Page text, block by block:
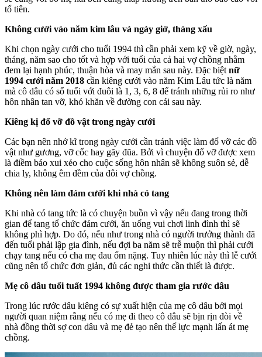
tổ tiên.
Không cưới vào năm kim lâu và ngày giờ, tháng xấu
Khi chọn ngày cưới cho tuổi 1994 thì cần phải xem kỹ về giờ, ngày,
tháng, năm sao cho tốt và hợp với tuổi của cả hai vợ chồng nhằm
đem lại hạnh phúc, thuận hòa và may mắn sau này. Đặc biệt nữ
1994 cưới năm 2018 cần kiêng cưới vào năm Kim Lâu tức là năm
mà cô dâu có số tuổi với đuôi là 1, 3, 6, 8 để tránh những rủi ro như
hôn nhân tan vỡ, khó khăn về đường con cái sau này.
Kiêng kị đổ vỡ đồ vật trong ngày cưới
Các bạn nên nhớ kĩ trong ngày cưới cần tránh việc làm đổ vỡ các đồ
vật như gương, vỡ cốc hay gãy đũa. Bởi vì chuyện đổ vỡ được xem
là điềm báo xui xẻo cho cuộc sống hôn nhân sẽ không suôn sẻ, dễ
chia ly, không êm đềm của đôi vợ chồng.
Không nên làm đám cưới khi nhà có tang
Khi nhà có tang tức là có chuyện buồn vì vậy nếu đang trong thời
gian để tang tổ chức đám cưới, ăn uống vui chơi linh đình thì sẽ
không phì hợp. Do đó, nếu như trong nhà có người trưởng thành đã
đến tuổi phải lập gia đình, nếu đợi ba năm sẽ trễ muộn thì phải cưới
chạy tang nếu có cha mẹ đau ốm nặng. Tuy nhiên lúc này thì lễ cưới
cũng nên tổ chức đơn giản, đủ các nghi thức cần thiết là được.
Mẹ cô dâu tuổi tuất 1994 không được tham gia rước dâu
Trong lúc rước dâu kiêng có sự xuất hiện của mẹ cô dâu bởi mọi
người quan niệm rằng nếu có mẹ đi theo cô dâu sẽ bịn rịn đòi về
nhà đồng thời sợ con dâu và mẹ đẻ tạo nên thế lực mạnh lấn át mẹ
chồng.